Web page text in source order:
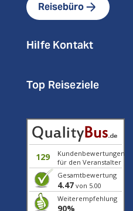
Reisebüro
Hilfe Kontakt
Top Reiseziele
129
Kundenbewertungen
für den Veranstalter
Gesamtbewertung
4.47 von 5.00
Weiterempfehlung
90%